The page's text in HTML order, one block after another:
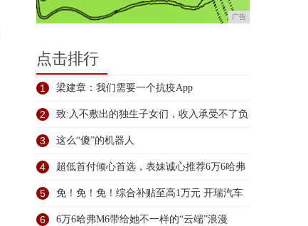
广告
点击排行
1 梁建章：我们需要一个抗疫App
2 致:入不敷出的独生子女们，收入承受不了负
3 这么“傻”的机器人
4 超低首付倾心首选，表妹诚心推荐6万6哈弗
5 免！免！免！综合补贴至高1万元 开瑞汽车
6 6万6哈弗M6带给她不一样的“云端”浪漫